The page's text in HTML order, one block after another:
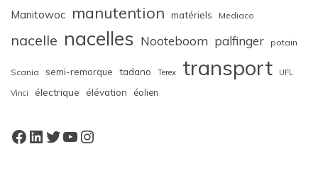
Manitowoc manutention matériels Mediaco
nacelle nacelles Nooteboom palfinger potain
Scania semi-remorque tadano Terex transport UFL
Vinci électrique élévation éolien
Facebook
LinkedIn
Twitter
YouTube
Instagram